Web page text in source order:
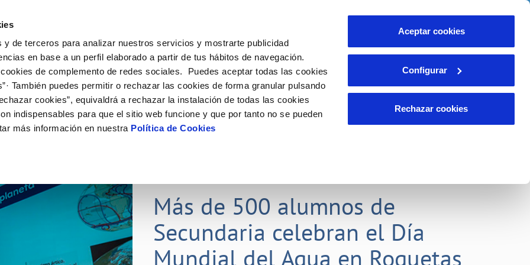
y de terceros para analizar nuestros servicios y mostrarte publicidad
en base a un perfil elaborado a partir de tus hábitos de navegación.
de complemento de redes sociales. Puedes aceptar todas las cookies
También puedes permitir o rechazar las cookies de forma granular pulsando
cookies”, equivaldrá a rechazar la instalación de todas las cookies
indispensables para que el sitio web funcione y que por tanto no se pueden
más información en nuestra Política de Cookies
Aceptar cookies
Configurar
Rechazar cookies
de titular
de suministro
obras
MODIFICACIÓN DE DATOS
Actualizar datos bancarios
Actualizar datos de domicilio
INCIDENCIAS
Comunica anomalías o posibles
VER TODAS LAS GESTIONES
Tu Servicio
AL CLIENTE
contacto
y afectaciones
e impresos
COMPROMISO DE SERVICIO
Carta de compromisos
Customer Counsel (Defensa del cliente)
Tu Agua
del agua
CUIDADOS DEL AGUA
Consejos de ahorro
Medidas contra la sequía
Conócenos
DE GESTIÓN Y CERTIFICADOS
CONTRATACIÓN
Licitaciones en curso
EMPLEO
Nuestros compromisos
Más de 500 alumnos de
Secundaria celebran el Día
Mundial del Agua en Roquetas